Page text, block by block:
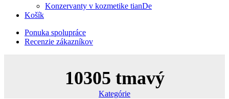
Konzervanty v kozmetike tianDe
Košík
Ponuka spolupráce
Recenzie zákazníkov
10305 tmavý
Kategórie